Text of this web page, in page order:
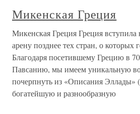
Микенская Греция
Микенская Греция Греция вступила
арену позднее тех стран, о которых
Благодаря посетившему Грецию в
Павсанию, мы имеем уникальную
почерпнуть из «Описания Эллады»
богатейшую и разнообразную